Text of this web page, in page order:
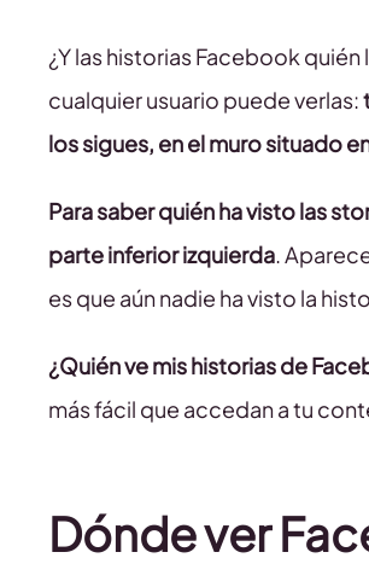
¿Y las historias Facebook
cualquier usuario puede verlas:
los sigues, en el muro situado
Para saber quién ha visto las
parte inferior izquierda.
es que aún nadie ha visto la
¿Quién ve mis historias de
más fácil que accedan a tu
Dónde ver